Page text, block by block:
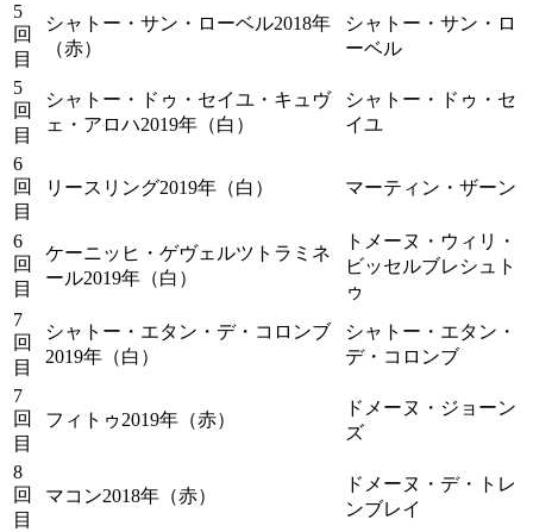
5
回
目
シャトー・サン・ローベル2018年
（赤）
シャトー・サン・ロ
ーベル
5
回
目
シャトー・ドゥ・セイユ・キュヴ
ェ・アロハ2019年（白）
シャトー・ドゥ・セ
イユ
6
回
目
リースリング2019年（白） マーティン・ザーン
6
回
目
ケーニッヒ・ゲヴェルツトラミネ
ール2019年（白）
トメーヌ・ウィリ・
ビッセルブレシュト
ゥ
7
回
目
シャトー・エタン・デ・コロンブ
2019年（白）
シャトー・エタン・
デ・コロンブ
7
回
目
フィトゥ2019年（赤）
ドメーヌ・ジョーン
ズ
8
回
目
マコン2018年（赤）
ドメーヌ・デ・トレ
ンブレイ